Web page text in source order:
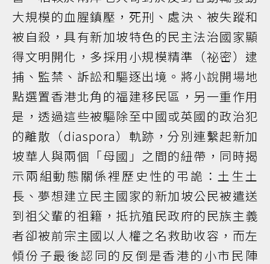
大規模的血腥鎮壓，死刑、處決、被失蹤和
被自殺，具有新加坡特色的民主法治國家顯
得文明開化，多採用小規模精準（祕密）逮
捕、監禁、訴訟和驅逐出境。將小說開場地
點選置香港北角的福建移民區，另一重作用
是，透過這些被驅除至中國或英國的政治犯
的離散（diaspora）軌跡，分別連繫起新加
坡華人與兩個「母國」之間的紐帶，同時揭
示兩組動態關係裡歷史性的弔詭：土生土
長、夢想建立民主國家的新加坡公民被遣送
到祖父輩的祖籍，抵抗殖民政府的民族主義
者卻被前宗主國以人權之名救助收容，而左
傾份子最後認同的反倒是香港的小市民陣